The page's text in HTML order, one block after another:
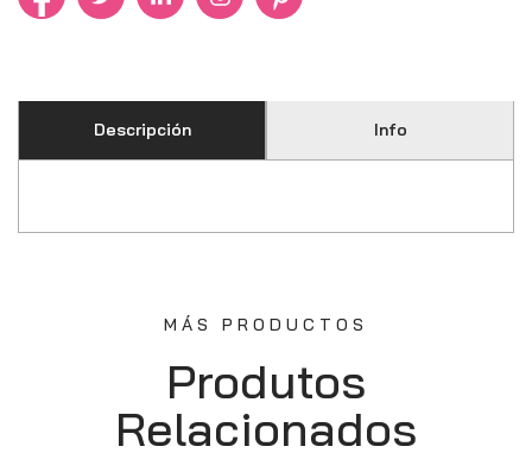
Descripción Info
MÁS PRODUCTOS
Produtos
Relacionados